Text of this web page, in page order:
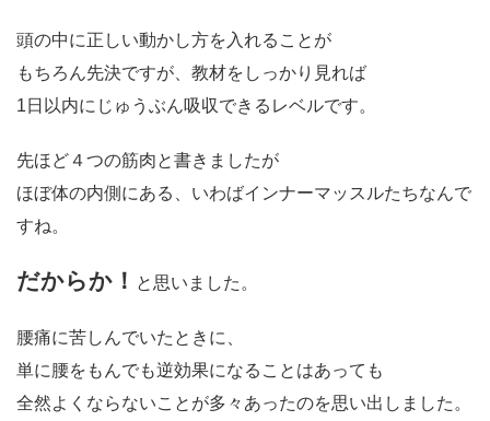
頭の中に正しい動かし方を入れることが
もちろん先決ですが、教材をしっかり見れば
1日以内にじゅうぶん吸収できるレベルです。
先ほど４つの筋肉と書きましたが
ほぼ体の内側にある、いわばインナーマッスルたちなんで
すね。
だからか！ と思いました。
腰痛に苦しんでいたときに、
単に腰をもんでも逆効果になることはあっても
全然よくならないことが多々あったのを思い出しました。